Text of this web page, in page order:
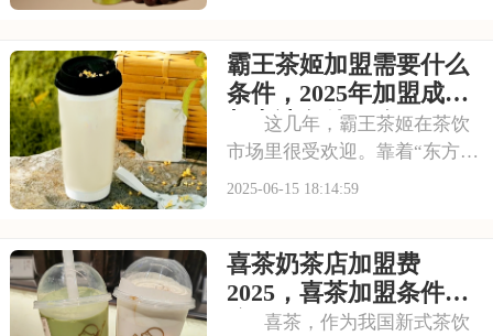
是大约多少，喜茶加盟费用包
括哪些方面的具体分析！希望
能为您提供参考~
霸王茶姬加盟需要什么
条件，2025年加盟成本
与申请条件一览
这几年，霸王茶姬在茶饮
市场里很受欢迎。靠着“东方
茶，世界品”的理念，把传统茶
加盟霸王茶姬到底要花多少
钱？有啥条件？以下是霸王茶
姬加盟需要什么条件
2025-06-15 18:14:59
喜茶奶茶店加盟费
2025，喜茶加盟条件和
流程
喜茶，作为我国新式茶饮